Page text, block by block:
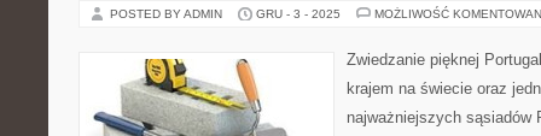
POSTED BY ADMIN GRU - 3 - 2025 MOŻLIWOŚĆ
Zwiedzanie pięknej
krajem na świecie oraz
najważniejszych sąsiadów